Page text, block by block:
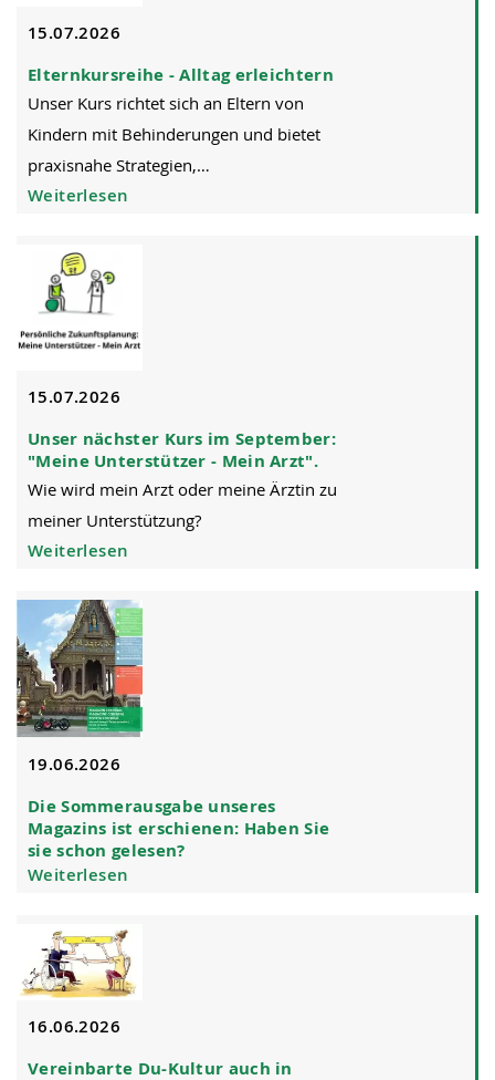
15.07.2026
Elternkursreihe - Alltag erleichtern
Unser Kurs richtet sich an Eltern von
Kindern mit Behinderungen und bietet
praxisnahe Strategien,…
Weiterlesen
15.07.2026
Unser nächster Kurs im September:
"Meine Unterstützer - Mein Arzt".
Wie wird mein Arzt oder meine Ärztin zu
meiner Unterstützung?
Weiterlesen
19.06.2026
Die Sommerausgabe unseres
Magazins ist erschienen: Haben Sie
sie schon gelesen?
Weiterlesen
16.06.2026
Vereinbarte Du-Kultur auch in